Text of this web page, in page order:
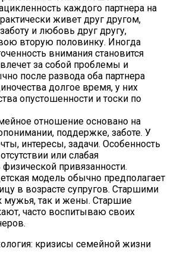
каждого партнера на
живет друг другом,
и любовь друг другу,
вторую половинку. Иногда
внимания становится
за собой проблемы и
после развода оба партнера
долгое время, у них
опустошенности и тоски по
отношение основано на
поддержке, заботе. У
интересы, задачи. Особенность
или слабая
привязанности.
модель обычно предполагает
в возрасте супругов. Старшими
мужья, так и жены. Старшие
часто воспитываю своих
кризисы семейной жизни